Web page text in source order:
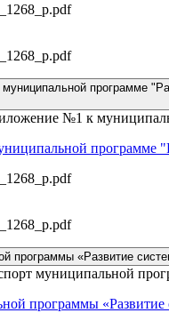
программе
№1 к
программе
программы «Развитие
муниципальной
программы «Развитие